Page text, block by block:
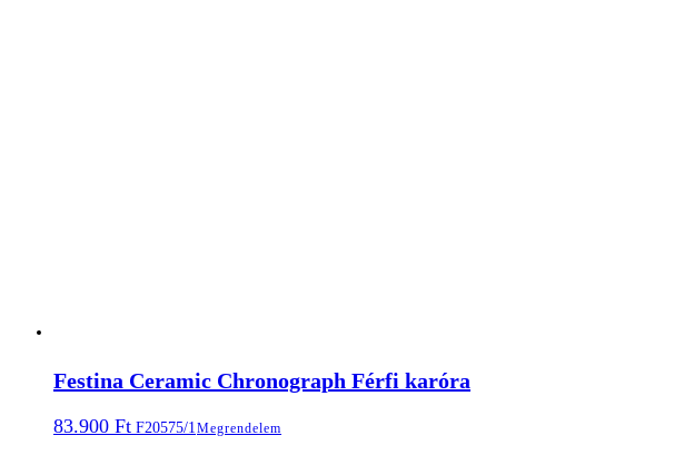
Festina Ceramic Chronograph Férfi karóra
83.900 Ft F20575/1Megrendelem